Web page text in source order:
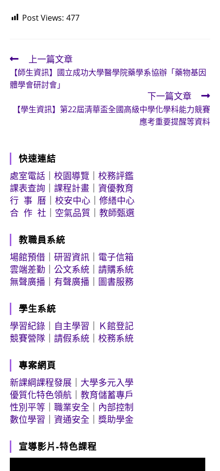
Post Views: 477
Read
more
articles
上一篇文章
【師生資訊】國立成功大學醫學院藥學系協辦「藥物基因
體學會研討會」
下一篇文章
【學生資訊】第22屆清華盃全國高級中學化學科能力競賽
應考重要提醒等資料
快速連結
處室電話
校園導覽
校務評鑑
課表查詢
課程計畫
資優教育
行 事 曆
校安中心
修繕中心
合 作 社
空氣品質 教師甄選
教職員系統
場館預借
研習資訊
電子信箱
雲端差勤
公文系統
請購系統
無聲廣播
有聲廣播 圖書服務
學生系統
學習紀錄
自主學習
Ｋ館登記
競賽營隊
請假系統 校務系統
專案網頁
新課綱課程發展
大學多元入學
優質化特色領航
教育儲蓄專戶
性別平等
職業安全
內部控制
數位學習
資通安全 獎助學金
宣導影片-特色課程